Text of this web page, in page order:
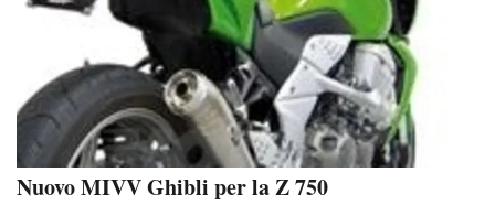
Nuovo MIVV Ghibli per la Z 750